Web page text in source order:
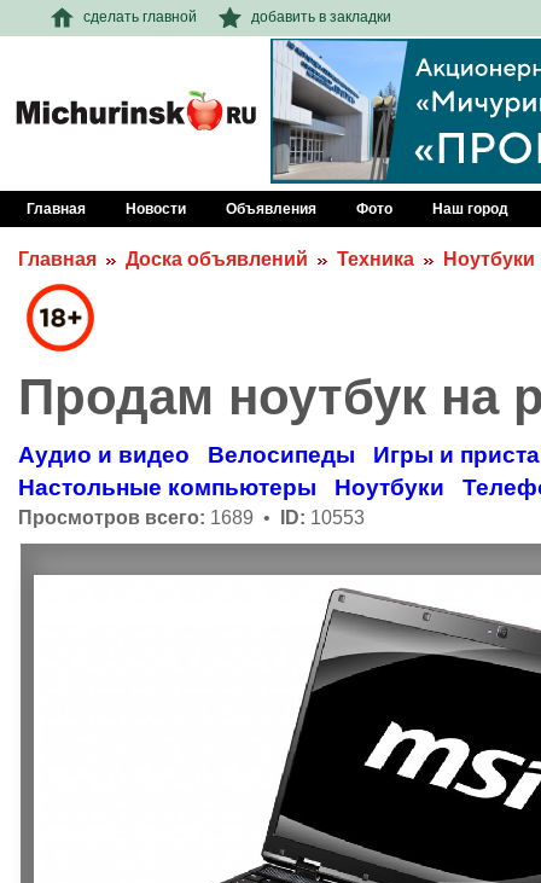
сделать главной добавить в закладки
Главная Новости Объявления Фото Наш город
Главная Доска объявлений Техника Ноутбуки
Продам ноутбук на
Аудио и видео Велосипеды
Игры и
Настольные компьютеры
Ноутбуки
Просмотров всего: 1689 • ID: 10553